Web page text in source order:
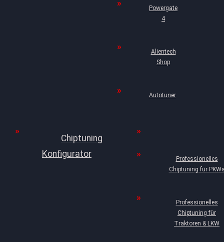
Powergate
4
Alientech
Shop
Autotuner
Chiptuning
Konfigurator
Professionelles
Chiptuning für
Professionelles
Chiptuning für
Traktoren & LKW